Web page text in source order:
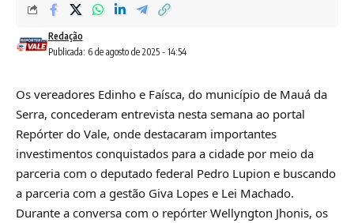
Publicada: 6 de agosto de 2025 - 14:54
Redação
Os vereadores Edinho e Faísca, do município de Mauá da
Serra, concederam entrevista nesta semana ao portal
Repórter do Vale, onde destacaram importantes
investimentos conquistados para a cidade por meio da
parceria com o deputado federal Pedro Lupion e buscando
a parceria com a gestão Giva Lopes e Lei Machado.
Durante a conversa com o repórter Wellyngton Jhonis, os